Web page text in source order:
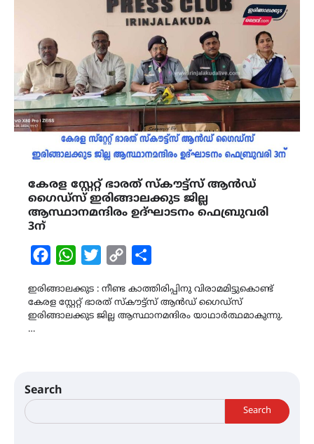
കേരള സ്റ്റേറ്റ് ഭാരത് സ്കൗട്ട്സ് ആൻഡ്
ഗൈഡ്സ് ഇരിങ്ങാലക്കുട ജില്ല
ആസ്ഥാനമന്ദിരം ഉദ്ഘാടനം ഫെബ്രുവരി
3ന്
FacebookWhatsAppTwitterCopy
ഇരിങ്ങാലക്കുട : നീണ്ട കാത്തിരിപ്പിനു വിരാമമിട്ടുകൊണ്ട്
കേരള സ്റ്റേറ്റ് ഭാരത് സ്കൗട്ട്സ് ആൻഡ് ഗൈഡ്സ്
ഇരിങ്ങാലക്കുട ജില്ല ആസ്ഥാനമന്ദിരം യാഥാർത്ഥമാകുന്നു.
…
Search
Search